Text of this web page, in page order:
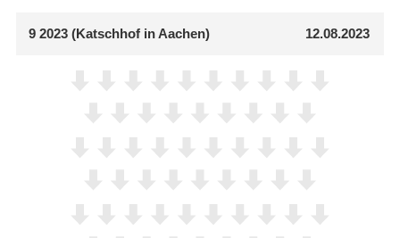
9 2023 (Katschhof in Aachen) 12.08.2023